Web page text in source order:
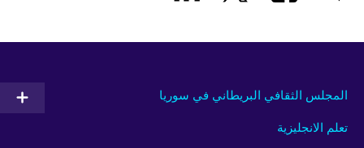
المجلس الثقافي البريطاني في سوريا
تعلم الانجليزية